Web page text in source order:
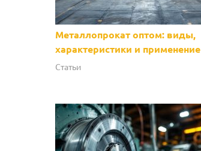
Металлопрокат оптом: виды,
характеристики и применение
Статьи